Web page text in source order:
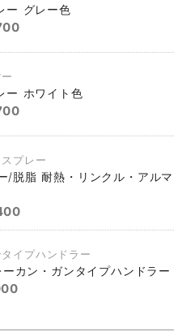
ー グレー色
ー ホワイト色
プレー
/脱脂 耐熱・リンクル・アルマ
イプハンドラー
カン・ガンタイプハンドラー